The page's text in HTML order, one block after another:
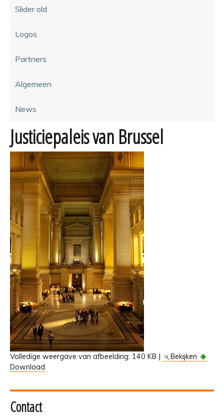
Slider old
Logos
Partners
Algemeen
News
Justiciepaleis van Brussel
Volledige weergave van afbeelding: 140 KB |
Bekijken
Download
Contact